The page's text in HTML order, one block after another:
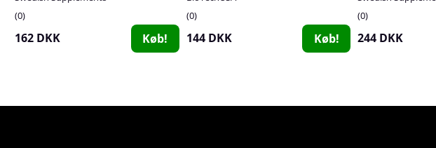
0
162 DKK Køb!
0
144 DKK Køb!
0
244 DKK